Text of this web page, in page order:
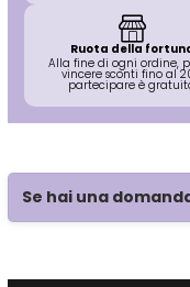
Orofluido
Pacinos
Panasonic
Ruota della
Alla fine di ogni ordine,
vincere sconti fino al
partecipare è
Se hai una